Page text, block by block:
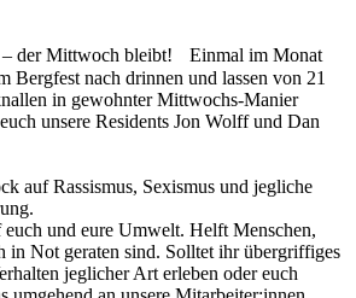
– der Mittwoch bleibt! Einmal im Monat
Bergfest nach drinnen und lassen von 21
in gewohnter Mittwochs-Manier
unsere Residents Jon Wolff und Dan
auf Rassismus, Sexismus und jegliche
und eure Umwelt. Helft Menschen,
in Not geraten sind. Solltet ihr übergriffiges
jeglicher Art erleben oder euch